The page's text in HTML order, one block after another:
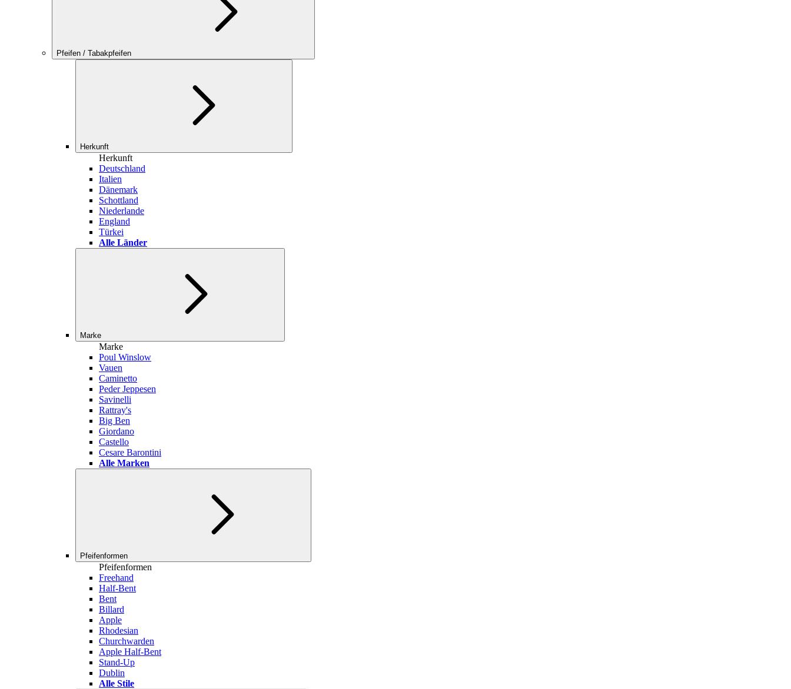
Pfeifen / Tabakpfeifen
Herkunft
Herkunft
Deutschland
Italien
Dänemark
Schottland
Niederlande
England
Türkei
Alle Länder
Marke
Marke
Poul Winslow
Vauen
Caminetto
Peder Jeppesen
Savinelli
Rattray's
Big Ben
Giordano
Castello
Cesare Barontini
Alle Marken
Pfeifenformen
Pfeifenformen
Freehand
Half-Bent
Bent
Billard
Apple
Rhodesian
Churchwarden
Apple Half-Bent
Stand-Up
Dublin
Alle Stile